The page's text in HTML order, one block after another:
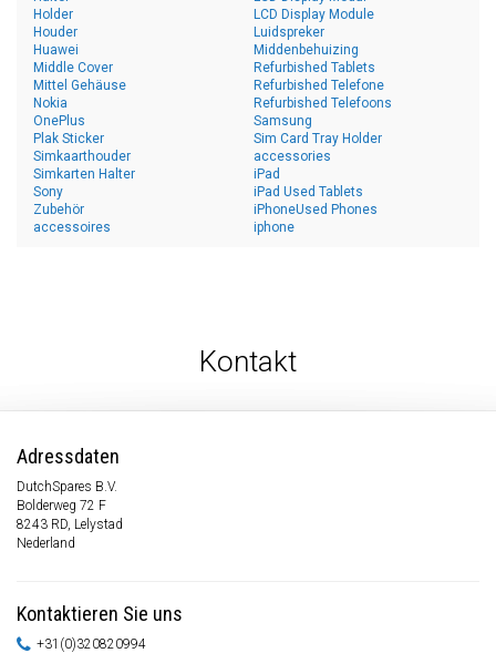
Holder
Houder
Huawei
LCD Display Module
Luidspreker
Middenbehuizing
Middle Cover
Mittel Gehäuse
Nokia
OnePlus
Plak Sticker
Refurbished Tablets
Refurbished Telefone
Refurbished Telefoons
Samsung
Sim Card Tray Holder
Simkaarthouder
Simkarten Halter
Sony
Zubehör
accessoires
accessories
iPad
iPad Used Tablets
iPhoneUsed Phones
iphone
Kontakt
Adressdaten
DutchSpares B.V.
Bolderweg 72 F
8243 RD, Lelystad
Nederland
Kontaktieren Sie uns
+31(0)320820994